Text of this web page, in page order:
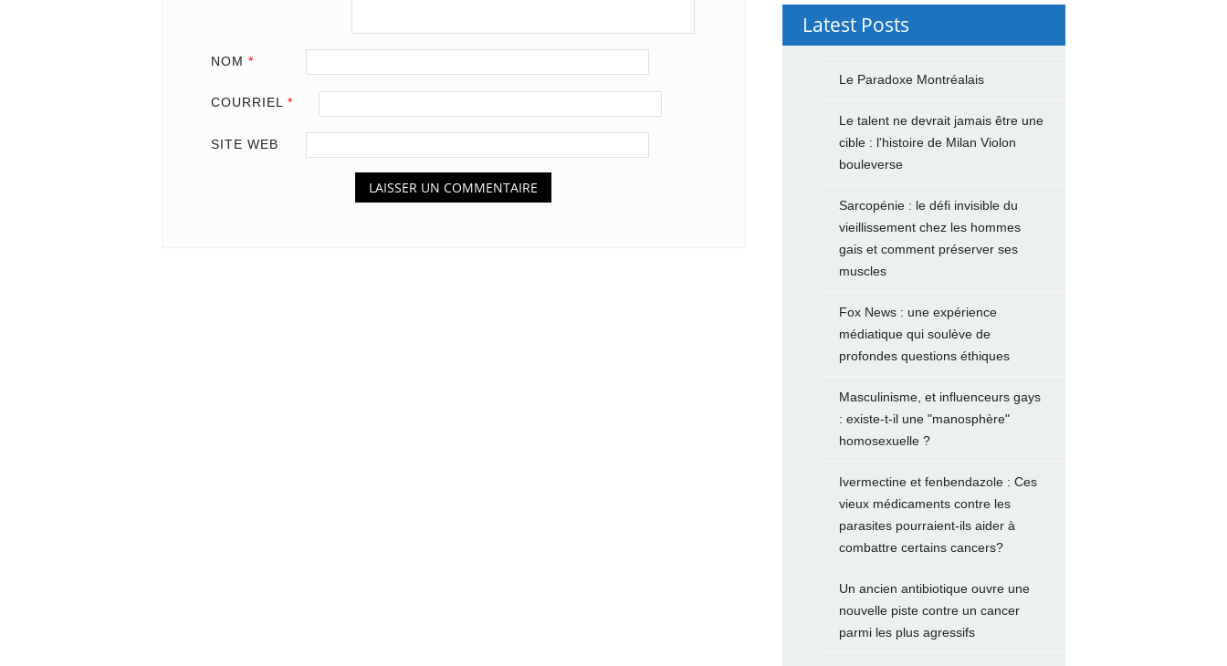
NOM *
COURRIEL *
SITE WEB
Latest Posts
Le Paradoxe Montréalais
Le talent ne devrait jamais être une
cible : l'histoire de Milan Violon
bouleverse
Sarcopénie : le défi invisible du
vieillissement chez les hommes
gais et comment préserver ses
muscles
Fox News : une expérience
médiatique qui soulève de
profondes questions éthiques
Masculinisme, et influenceurs gays
: existe-t-il une "manosphère"
homosexuelle ?
Ivermectine et fenbendazole : Ces
vieux médicaments contre les
parasites pourraient-ils aider à
combattre certains cancers?
Un ancien antibiotique ouvre une
nouvelle piste contre un cancer
parmi les plus agressifs